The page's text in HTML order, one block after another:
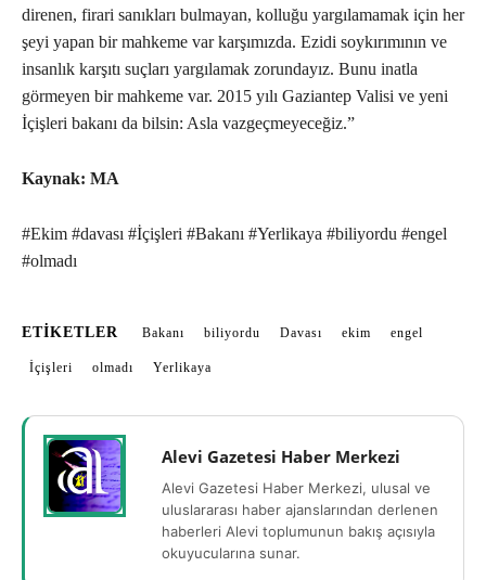
direnen, firari sanıkları bulmayan, kolluğu yargılamamak için her
şeyi yapan bir mahkeme var karşımızda. Ezidi soykırımının ve
insanlık karşıtı suçları yargılamak zorundayız. Bunu inatla
görmeyen bir mahkeme var. 2015 yılı Gaziantep Valisi ve yeni
İçişleri bakanı da bilsin: Asla vazgeçmeyeceğiz.”
Kaynak: MA
#Ekim #davası #İçişleri #Bakanı #Yerlikaya #biliyordu #engel
#olmadı
ETIKETLER Bakanı biliyordu Davası ekim engel
İçişleri olmadı Yerlikaya
Alevi Gazetesi Haber Merkezi
Alevi Gazetesi Haber Merkezi, ulusal ve
uluslararası haber ajanslarından derlenen
haberleri Alevi toplumunun bakış açısıyla
okuyucularına sunar.